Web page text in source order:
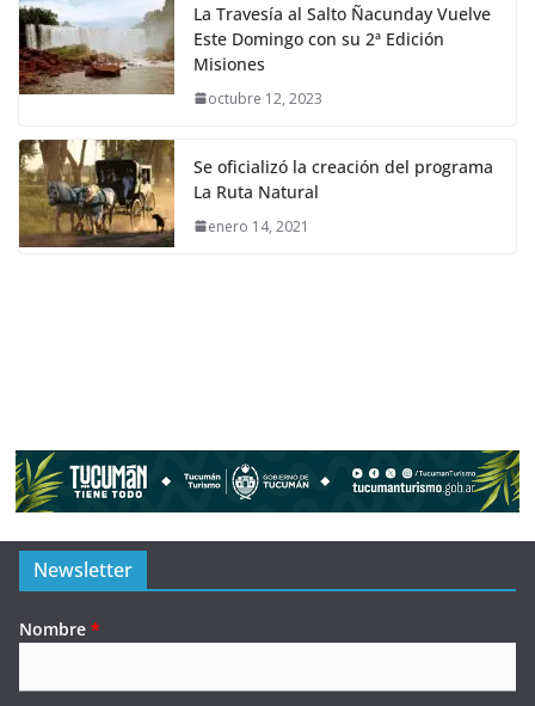
La Travesía al Salto Ñacunday Vuelve
Este Domingo con su 2ª Edición
Misiones
octubre 12, 2023
Se oficializó la creación del programa
La Ruta Natural
enero 14, 2021
Newsletter
Nombre *